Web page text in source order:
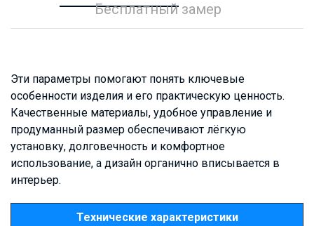
Бесплатный замер
Эти параметры помогают понять ключевые
особенности изделия и его практическую ценность.
Качественные материалы, удобное управление и
продуманный размер обеспечивают лёгкую
установку, долговечность и комфортное
использование, а дизайн органично вписывается в
интерьер.
Технические характеристики